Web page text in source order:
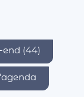
end (44)